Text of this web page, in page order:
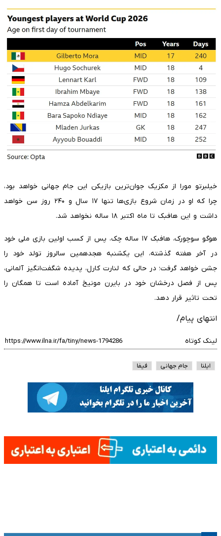
خیلبرتو مورا از مکزیک جوان‌ترین بازیکن این جام جهانی خواهد بود،
چرا که او در زمان شروع بازی‌ها تنها ۱۷ سال و ۲۴۰ روز سن خواهد
داشت و این هافبک تا ماه اکتبر ۱۸ ساله نخواهد شد.
هوگو سوچورک، هافبک ۱۷ ساله چک، پس از کسب اولین بازی ملی خود
در آخر هفته گذشته، این یکشنبه هجدهمین سالروز تولد خود را
جشن خواهد گرفت؛ در حالی که لنارت کارل، پدیده شگفت‌انگیز آلمانی،
پس از فصل درخشان خود در بایرن مونیخ آماده است تا همگان را
تحت تاثیر قرار دهد.
انتهای پیام/
لینک کوتاه
ایلنا جام جهانی فیفا